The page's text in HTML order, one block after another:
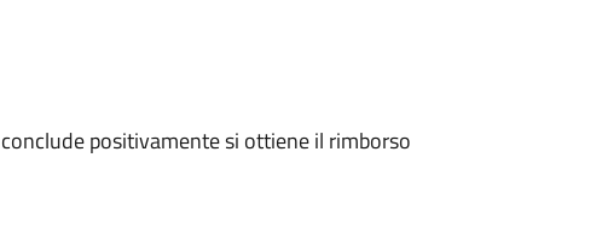
positivamente si ottiene il rimborso